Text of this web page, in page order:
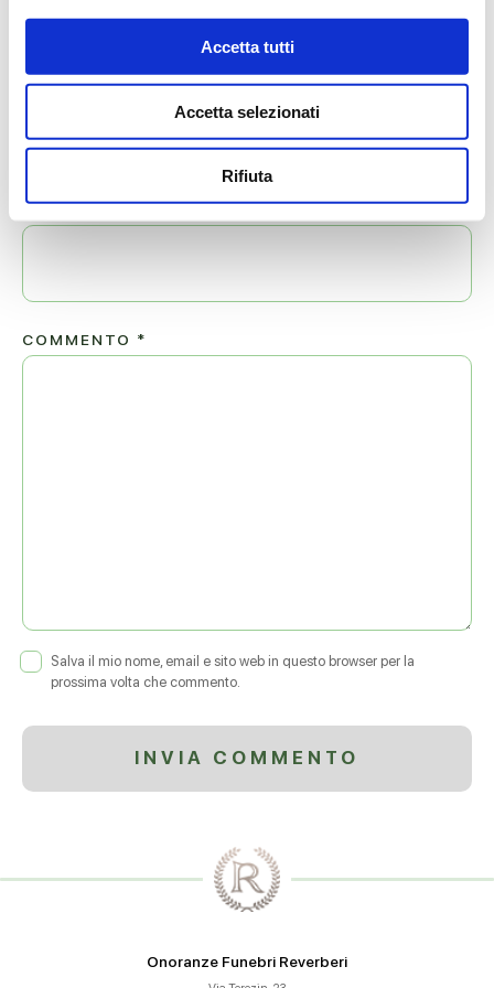
Accetta tutti
Accetta selezionati
Rifiuta
Il tuo indirizzo email non sarà pubblicato.
COMMENTO *
NOME*
EMAIL*
Salva il mio nome, email e sito web in questo browser per la
prossima volta che commento.
Onoranze Funebri Reverberi